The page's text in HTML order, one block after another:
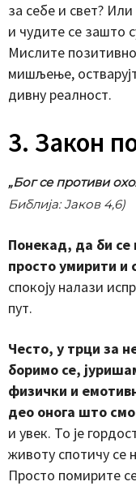
за себе и свет?
и чудите се зашто
Мислите
мишљење,
дивну реалност.
3. Закон
„Бог се противи
Библија: Јаков 4,6)
Понекад, да би се
просто умирити и
спокоју налази
пут.
Често, у трци за
боримо се,
физички и
део онога што
и увек. То је
животу спотичу се
Просто помирите